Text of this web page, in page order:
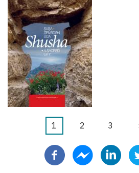
Pagination
Current
1 Page
2 Page
3